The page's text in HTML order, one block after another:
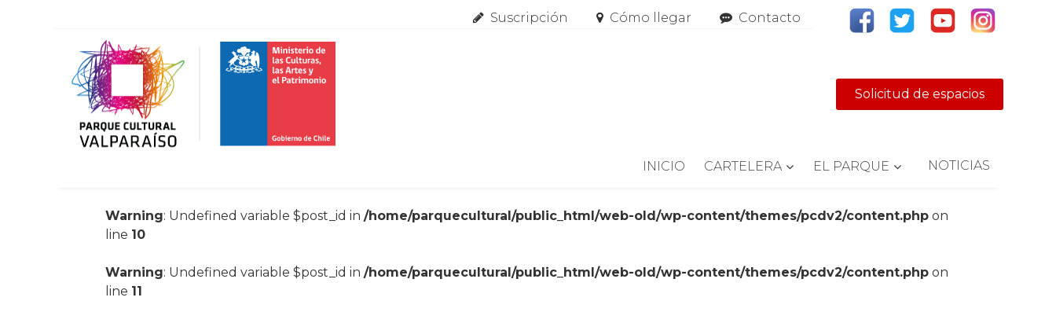
Suscripción Cómo llegar Contacto
Solicitud de espacios
INICIO CARTELERA EL PARQUE NOTICIAS
Warning: Undefined variable $post_id in/home/parquecultural/public_html/web-old/wp-content/themes/pcdv2/content.php on
line 10
Warning: Undefined variable $post_id in/home/parquecultural/public_html/web-old/wp-content/themes/pcdv2/content.php on
line 11